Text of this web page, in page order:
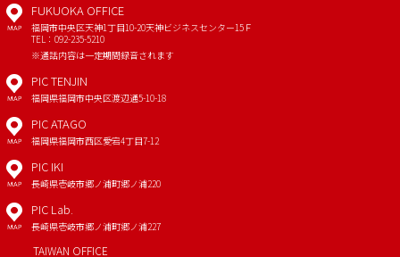
MAP
FUKUOKA OFFICE
福岡市中央区天神1丁目10-20天神ビジネスセンター15Ｆ
TEL：092-235-5210
※通話内容は一定期間録音されます
MAP
PIC TENJIN
福岡県福岡市中央区渡辺通5-10-18
MAP
PIC ATAGO
福岡県福岡市西区愛宕4丁目7-12
MAP
PIC IKI
長崎県壱岐市郷ノ浦町郷ノ浦220
MAP
PIC Lab.
長崎県壱岐市郷ノ浦町郷ノ浦227
TAIWAN OFFICE